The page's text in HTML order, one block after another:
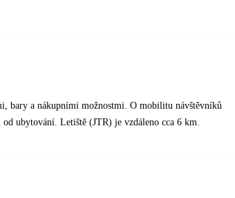
bary a nákupními možnostmi. O mobilitu návštěvníků
od ubytování. Letiště (JTR) je vzdáleno cca 6 km.